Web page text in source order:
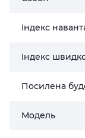
Індекс
Індекс
Посилена
Модель